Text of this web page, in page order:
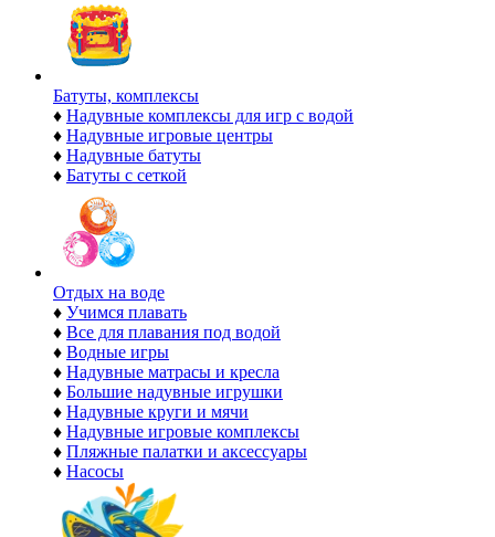
Батуты, комплексы
♦ Надувные комплексы для игр с водой
♦ Надувные игровые центры
♦ Надувные батуты
♦ Батуты с сеткой
Отдых на воде
♦ Учимся плавать
♦ Все для плавания под водой
♦ Водные игры
♦ Надувные матрасы и кресла
♦ Большие надувные игрушки
♦ Надувные круги и мячи
♦ Надувные игровые комплексы
♦ Пляжные палатки и аксессуары
♦ Насосы